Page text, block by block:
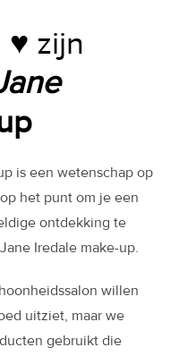
♥️ zijn
is een wetenschap op
het punt om je een
ontdekking te
Iredale make-up.
willen
uitziet, maar we
gebruikt die